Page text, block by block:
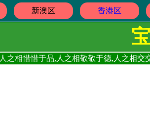
新澳区 香港区
人之相惜惜于品,人之相敬敬于德,人之相